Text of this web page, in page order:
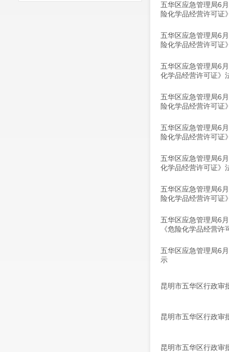
五华区应急管理局6
险化学品经营许可证
五华区应急管理局6
险化学品经营许可证
五华区应急管理局6
化学品经营许可证》
五华区应急管理局6
险化学品经营许可证
五华区应急管理局6
险化学品经营许可证
五华区应急管理局6
化学品经营许可证》
五华区应急管理局6
险化学品经营许可证
五华区应急管理局6
《危险化学品经营
五华区应急管理局6
示
昆明市五华区行政审
昆明市五华区行政审
昆明市五华区行政审